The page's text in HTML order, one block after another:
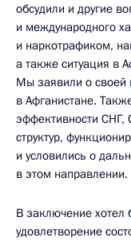
обсудили и другие
и международного
и наркотрафиком,
а также ситуация в
Мы заявили о своей
в Афганистане.
эффективности
структур,
и условились о
в этом направлении.
В заключение хотел
удовлетворение